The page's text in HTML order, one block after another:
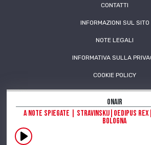
OnAir
A Note Spiegate | Stravinskij|Oedipus
Bologna
CONTATTI
INFORMAZIONI SUL SITO
NOTE LEGALI
INFORMATIVA SULLA
COOKIE POLICY